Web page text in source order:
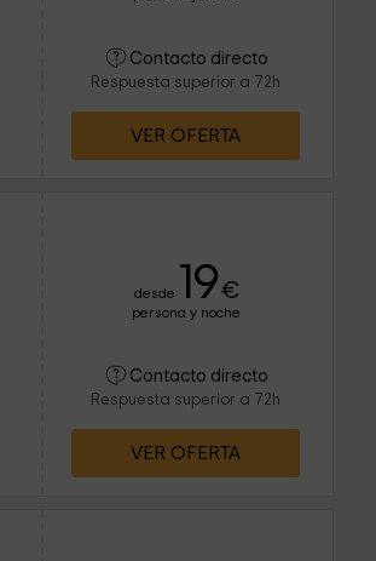
Contacto directo
Respuesta superior a 72h
VER OFERTA
desde 19€
persona y noche
Contacto directo
Respuesta superior a 72h
VER OFERTA